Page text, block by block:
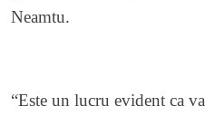
Neamtu.
“Este un lucru evident ca